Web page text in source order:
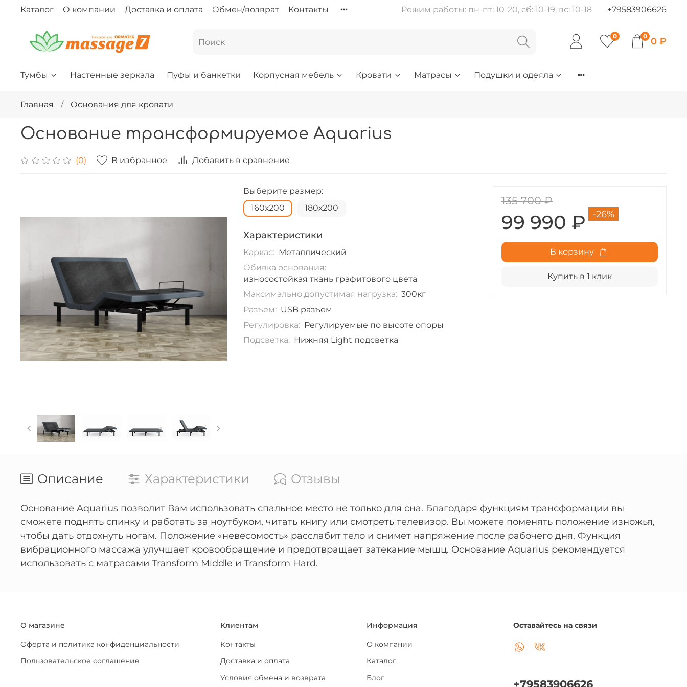
Каталог О компании Доставка и оплата Обмен/возврат Контакты Режим работы: пн-пт: 10-20, сб: 10-19, вс: 10-18 +79583906626
0 0 0 ₽
Тумбы Настенные зеркала Пуфы и банкетки Корпусная мебель Кровати Матрасы Подушки и одеяла
Главная Основания для кровати
Основание трансформируемое Aquarius
(0) В избранное Добавить в сравнение
Выберите размер:
160х200
180х200
Характеристики
Каркас: Металлический
Обивка основания:
износостойкая ткань графитового цвета
Максимально допустимая нагрузка: 300кг
Разъем: USB разъем
Регулировка: Регулируемые по высоте опоры
Подсветка: Нижняя Light подсветка
135 700 ₽
99 990 ₽ -26%
В корзину
Купить в 1 клик
Описание Характеристики Отзывы
Основание Aquarius позволит Вам использовать спальное место не только для сна. Благодаря функциям трансформации вы
сможете поднять спинку и работать за ноутбуком, читать книгу или смотреть телевизор. Вы можете поменять положение изножья,
чтобы дать отдохнуть ногам. Положение «невесомость» расслабит тело и снимет напряжение после рабочего дня. Функция
вибрационного массажа улучшает кровообращение и предотвращает затекание мышц. Основание Aquarius рекомендуется
использовать с матрасами Transform Middle и Transform Hard.
О магазине
Оферта и политика конфиденциальности
Пользовательское соглашение
Клиентам
Контакты
Доставка и оплата
Условия обмена и возврата
Информация
О компании
Каталог
Блог
Оставайтесь на связи
+79583906626